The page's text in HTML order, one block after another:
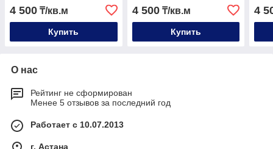
4 500 ₸/кв.м
Купить
4 500₸/кв.м
Купить
4
О нас
Рейтинг не сформирован
Менее 5 отзывов за последний год
Работает с 10.07.2013
г. Астана